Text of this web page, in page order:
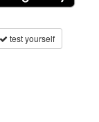
test yourself